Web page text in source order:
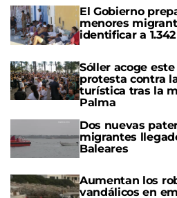
El Gobierno
menores
identificar a 1.342
Sóller acoge
protesta contra
turística tras la
Palma
Dos nuevas
migrantes
Baleares
Aumentan los
vandálicos en